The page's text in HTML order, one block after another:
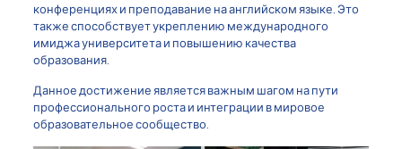
конференциях и преподавание на английском языке. Это
также способствует укреплению международного
имиджа университета и повышению качества
образования.
Данное достижение является важным шагом на пути
профессионального роста и интеграции в мировое
образовательное сообщество.